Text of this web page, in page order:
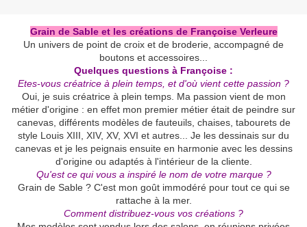
Grain de Sable et les créations de Françoise Verleure
Un univers de point de croix et de broderie, accompagné de
boutons et accessoires...
Quelques questions à Françoise :
Etes-vous créatrice à plein temps, et d'où vient cette passion ?
Oui, je suis créatrice à plein temps. Ma passion vient de mon
métier d'origine : en effet mon premier métier était de peindre sur
canevas, différents modèles de fauteuils, chaises, tabourets de
style Louis XIII, XIV, XV, XVI et autres... Je les dessinais sur du
canevas et je les peignais ensuite en harmonie avec les dessins
d'origine ou adaptés à l'intérieur de la cliente.
Qu'est ce qui vous a inspiré le nom de votre marque ?
Grain de Sable ? C'est mon goût immodéré pour tout ce qui se
rattache à la mer.
Comment distribuez-vous vos créations ?